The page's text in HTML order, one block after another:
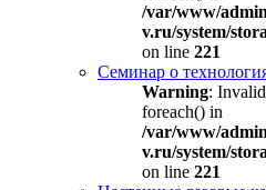
/var/www/
v.ru/system/
on line 221
Семинар о
Warning:
foreach() in
/var/www/
v.ru/system/
on line 221